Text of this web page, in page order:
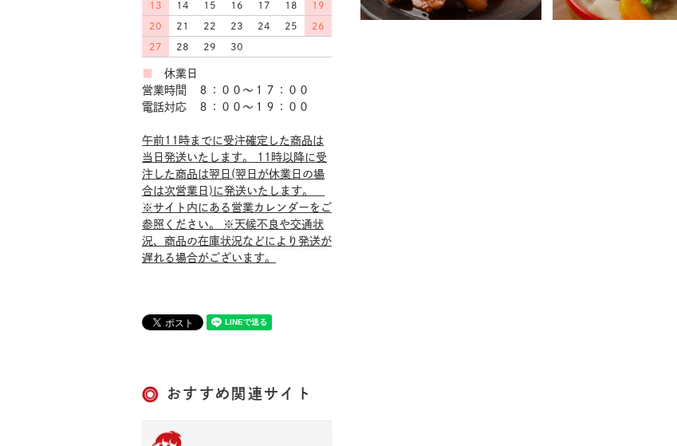
13 14 15 16 17 18 19
20 21 22 23 24 25 26
27 28 29 30
休業日
営業時間 ８：００～１７：００
電話対応 ８：００～１９：００
午前11時までに受注確定した商品は
当日発送いたします。 11時以降に受
注した商品は翌日(翌日が休業日の場
合は次営業日)に発送いたします。
※サイト内にある営業カレンダーをご
参照ください。 ※天候不良や交通状
況、商品の在庫状況などにより発送が
遅れる場合がございます。
おすすめ関連サイト